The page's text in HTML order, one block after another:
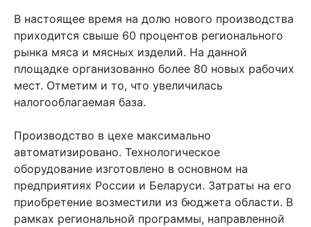
В настоящее время на долю нового производства
приходится свыше 60 процентов регионального
рынка мяса и мясных изделий. На данной
площадке организованно более 80 новых рабочих
мест. Отметим и то, что увеличилась
налогооблагаемая база.
Производство в цехе максимально
автоматизировано. Технологическое
оборудование изготовлено в основном на
предприятиях России и Беларуси. Затраты на его
приобретение возместили из бюджета области. В
рамках региональной программы, направленной